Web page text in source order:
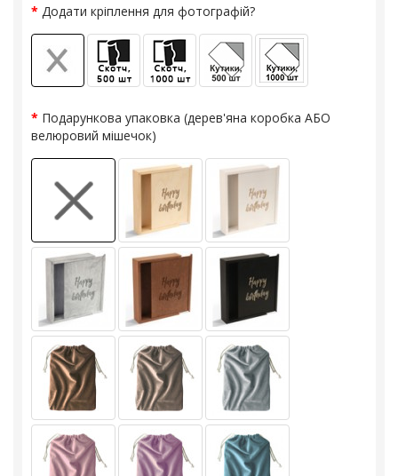
Додати кріплення для фотографій?
Подарункова упаковка (дерев'яна коробка АБО
велюровий мішечок)